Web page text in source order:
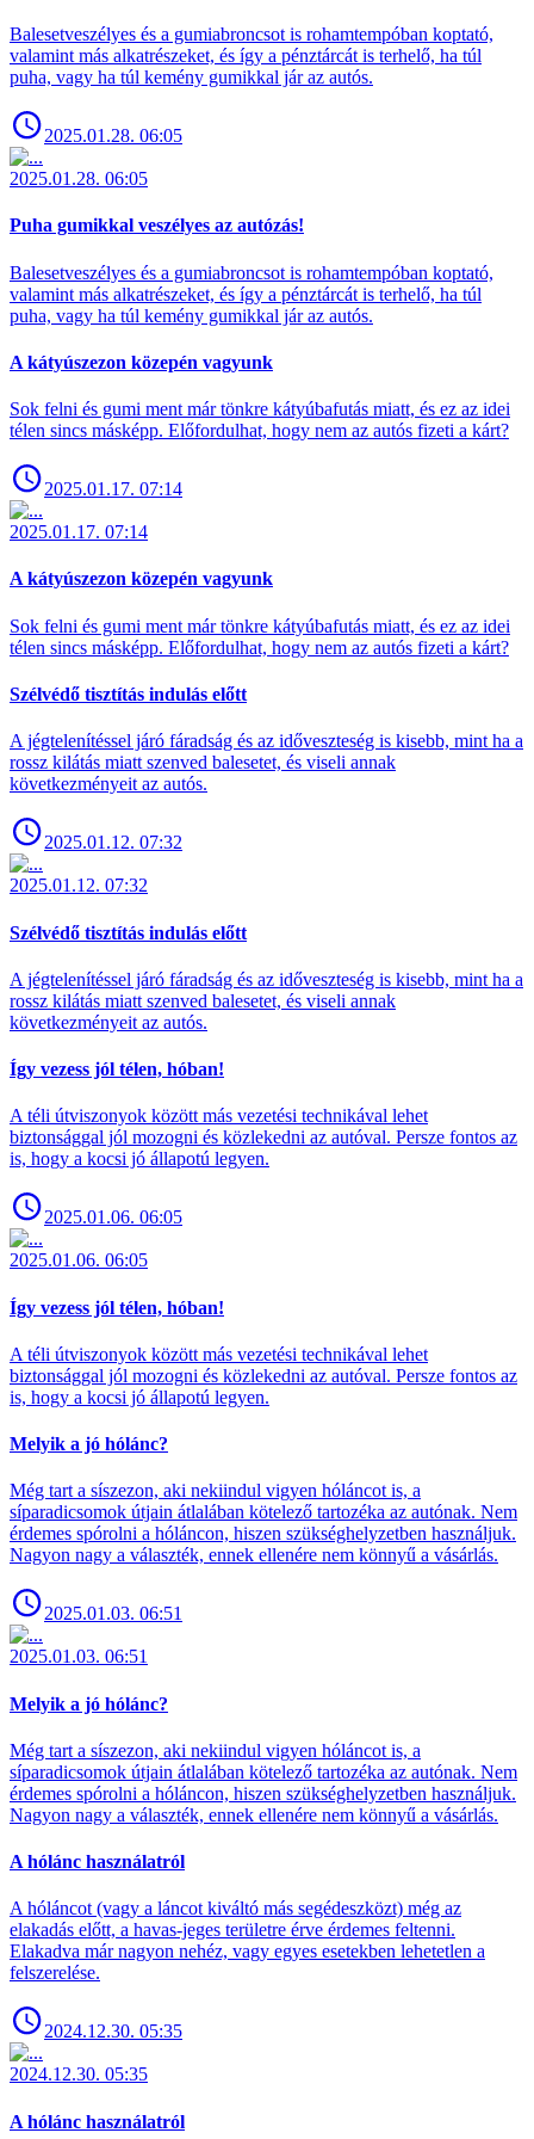
Balesetveszélyes és a gumiabroncsot is rohamtempóban koptató,
valamint más alkatrészeket, és így a pénztárcát is terhelő, ha túl
puha, vagy ha túl kemény gumikkal jár az autós.
2025.01.28. 06:05
2025.01.28. 06:05
Puha gumikkal veszélyes az autózás!
Balesetveszélyes és a gumiabroncsot is rohamtempóban koptató,
valamint más alkatrészeket, és így a pénztárcát is terhelő, ha túl
puha, vagy ha túl kemény gumikkal jár az autós.
A kátyúszezon közepén vagyunk
Sok felni és gumi ment már tönkre kátyúbafutás miatt, és ez az idei
télen sincs másképp. Előfordulhat, hogy nem az autós fizeti a kárt?
2025.01.17. 07:14
2025.01.17. 07:14
A kátyúszezon közepén vagyunk
Sok felni és gumi ment már tönkre kátyúbafutás miatt, és ez az idei
télen sincs másképp. Előfordulhat, hogy nem az autós fizeti a kárt?
Szélvédő tisztítás indulás előtt
A jégtelenítéssel járó fáradság és az időveszteség is kisebb, mint ha a
rossz kilátás miatt szenved balesetet, és viseli annak
következményeit az autós.
2025.01.12. 07:32
2025.01.12. 07:32
Szélvédő tisztítás indulás előtt
A jégtelenítéssel járó fáradság és az időveszteség is kisebb, mint ha a
rossz kilátás miatt szenved balesetet, és viseli annak
következményeit az autós.
Így vezess jól télen, hóban!
A téli útviszonyok között más vezetési technikával lehet
biztonsággal jól mozogni és közlekedni az autóval. Persze fontos az
is, hogy a kocsi jó állapotú legyen.
2025.01.06. 06:05
2025.01.06. 06:05
Így vezess jól télen, hóban!
A téli útviszonyok között más vezetési technikával lehet
biztonsággal jól mozogni és közlekedni az autóval. Persze fontos az
is, hogy a kocsi jó állapotú legyen.
Melyik a jó hólánc?
Még tart a síszezon, aki nekiindul vigyen hóláncot is, a
síparadicsomok útjain átlalában kötelező tartozéka az autónak. Nem
érdemes spórolni a hóláncon, hiszen szükséghelyzetben használjuk.
Nagyon nagy a választék, ennek ellenére nem könnyű a vásárlás.
2025.01.03. 06:51
2025.01.03. 06:51
Melyik a jó hólánc?
Még tart a síszezon, aki nekiindul vigyen hóláncot is, a
síparadicsomok útjain átlalában kötelező tartozéka az autónak. Nem
érdemes spórolni a hóláncon, hiszen szükséghelyzetben használjuk.
Nagyon nagy a választék, ennek ellenére nem könnyű a vásárlás.
A hólánc használatról
A hóláncot (vagy a láncot kiváltó más segédeszközt) még az
elakadás előtt, a havas-jeges területre érve érdemes feltenni.
Elakadva már nagyon nehéz, vagy egyes esetekben lehetetlen a
felszerelése.
2024.12.30. 05:35
2024.12.30. 05:35
A hólánc használatról